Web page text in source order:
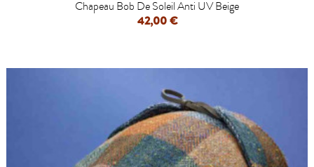
Chapeau Bob De Soleil Anti UV Beige
42,00 €